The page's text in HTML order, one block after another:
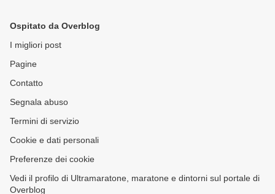
Ospitato da Overblog
I migliori post
Pagine
Contatto
Segnala abuso
Termini di servizio
Cookie e dati personali
Preferenze dei cookie
Vedi il profilo di Ultramaratone, maratone e dintorni sul portale di
Overblog